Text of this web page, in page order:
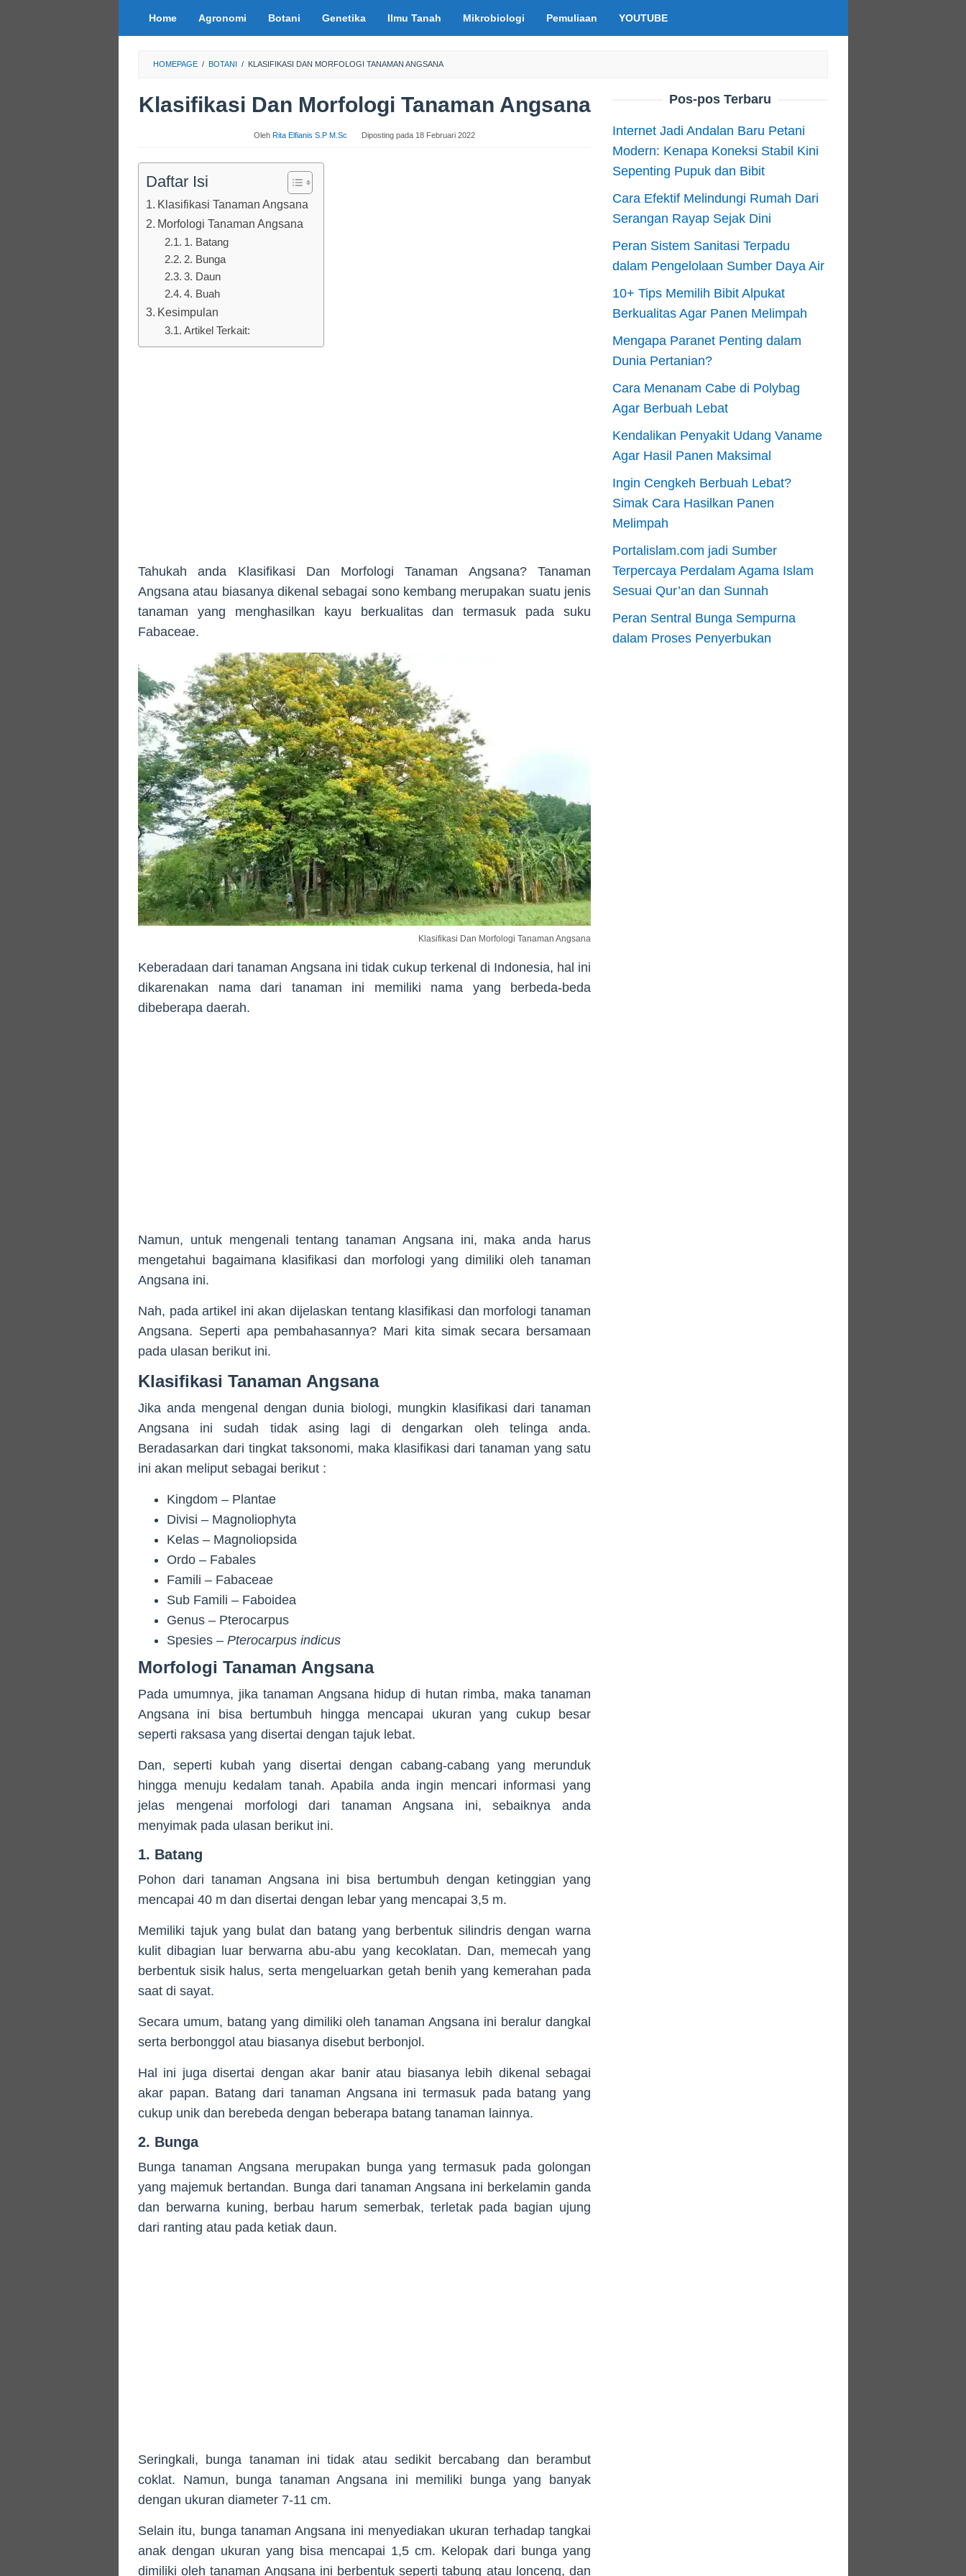
Home Agronomi Botani Genetika Ilmu Tanah Mikrobiologi Pemuliaan YOUTUBE
HOMEPAGE / BOTANI / KLASIFIKASI DAN MORFOLOGI TANAMAN ANGSANA
Klasifikasi Dan Morfologi Tanaman Angsana
Oleh Rita Elfianis S.P M.Sc Diposting pada 18 Februari 2022
Daftar Isi
Klasifikasi Tanaman Angsana
Morfologi Tanaman Angsana
1. Batang
2. Bunga
3. Daun
4. Buah
Kesimpulan
Artikel Terkait:
Tahukah anda Klasifikasi Dan Morfologi Tanaman Angsana? Tanaman
Angsana atau biasanya dikenal sebagai sono kembang merupakan suatu jenis
tanaman yang menghasilkan kayu berkualitas dan termasuk pada suku
Fabaceae.
Klasifikasi Dan Morfologi Tanaman Angsana
Keberadaan dari tanaman Angsana ini tidak cukup terkenal di Indonesia, hal ini
dikarenakan nama dari tanaman ini memiliki nama yang berbeda-beda
dibeberapa daerah.
Namun, untuk mengenali tentang tanaman Angsana ini, maka anda harus
mengetahui bagaimana klasifikasi dan morfologi yang dimiliki oleh tanaman
Angsana ini.
Nah, pada artikel ini akan dijelaskan tentang klasifikasi dan morfologi tanaman
Angsana. Seperti apa pembahasannya? Mari kita simak secara bersamaan
pada ulasan berikut ini.
Klasifikasi Tanaman Angsana
Jika anda mengenal dengan dunia biologi, mungkin klasifikasi dari tanaman
Angsana ini sudah tidak asing lagi di dengarkan oleh telinga anda.
Beradasarkan dari tingkat taksonomi, maka klasifikasi dari tanaman yang satu
ini akan meliput sebagai berikut :
Kingdom – Plantae
Divisi – Magnoliophyta
Kelas – Magnoliopsida
Ordo – Fabales
Famili – Fabaceae
Sub Famili – Faboidea
Genus – Pterocarpus
Spesies – Pterocarpus indicus
Morfologi Tanaman Angsana
Pada umumnya, jika tanaman Angsana hidup di hutan rimba, maka tanaman
Angsana ini bisa bertumbuh hingga mencapai ukuran yang cukup besar
seperti raksasa yang disertai dengan tajuk lebat.
Dan, seperti kubah yang disertai dengan cabang-cabang yang merunduk
hingga menuju kedalam tanah. Apabila anda ingin mencari informasi yang
jelas mengenai morfologi dari tanaman Angsana ini, sebaiknya anda
menyimak pada ulasan berikut ini.
1. Batang
Pohon dari tanaman Angsana ini bisa bertumbuh dengan ketinggian yang
mencapai 40 m dan disertai dengan lebar yang mencapai 3,5 m.
Memiliki tajuk yang bulat dan batang yang berbentuk silindris dengan warna
kulit dibagian luar berwarna abu-abu yang kecoklatan. Dan, memecah yang
berbentuk sisik halus, serta mengeluarkan getah benih yang kemerahan pada
saat di sayat.
Secara umum, batang yang dimiliki oleh tanaman Angsana ini beralur dangkal
serta berbonggol atau biasanya disebut berbonjol.
Hal ini juga disertai dengan akar banir atau biasanya lebih dikenal sebagai
akar papan. Batang dari tanaman Angsana ini termasuk pada batang yang
cukup unik dan berebeda dengan beberapa batang tanaman lainnya.
2. Bunga
Bunga tanaman Angsana merupakan bunga yang termasuk pada golongan
yang majemuk bertandan. Bunga dari tanaman Angsana ini berkelamin ganda
dan berwarna kuning, berbau harum semerbak, terletak pada bagian ujung
dari ranting atau pada ketiak daun.
Seringkali, bunga tanaman ini tidak atau sedikit bercabang dan berambut
coklat. Namun, bunga tanaman Angsana ini memiliki bunga yang banyak
dengan ukuran diameter 7-11 cm.
Selain itu, bunga tanaman Angsana ini menyediakan ukuran terhadap tangkai
anak dengan ukuran yang bisa mencapai 1,5 cm. Kelopak dari bunga yang
dimiliki oleh tanaman Angsana ini berbentuk seperti tabung atau lonceng, dan
Pos-pos Terbaru
Internet Jadi Andalan Baru Petani
Modern: Kenapa Koneksi Stabil Kini
Sepenting Pupuk dan Bibit
Cara Efektif Melindungi Rumah Dari
Serangan Rayap Sejak Dini
Peran Sistem Sanitasi Terpadu
dalam Pengelolaan Sumber Daya Air
10+ Tips Memilih Bibit Alpukat
Berkualitas Agar Panen Melimpah
Mengapa Paranet Penting dalam
Dunia Pertanian?
Cara Menanam Cabe di Polybag
Agar Berbuah Lebat
Kendalikan Penyakit Udang Vaname
Agar Hasil Panen Maksimal
Ingin Cengkeh Berbuah Lebat?
Simak Cara Hasilkan Panen
Melimpah
Portalislam.com jadi Sumber
Terpercaya Perdalam Agama Islam
Sesuai Qur’an dan Sunnah
Peran Sentral Bunga Sempurna
dalam Proses Penyerbukan